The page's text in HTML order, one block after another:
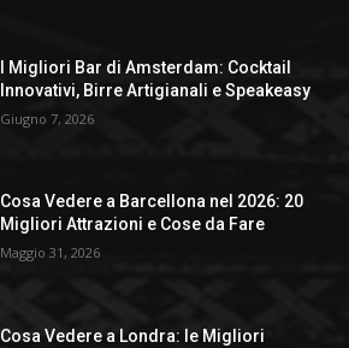
I Migliori Bar di Amsterdam: Cocktail
Innovativi, Birre Artigianali e Speakeasy
Giugno 7, 2026
Cosa Vedere a Barcellona nel 2026: 20
Migliori Attrazioni e Cose da Fare
Maggio 31, 2026
Cosa Vedere a Londra: le Migliori